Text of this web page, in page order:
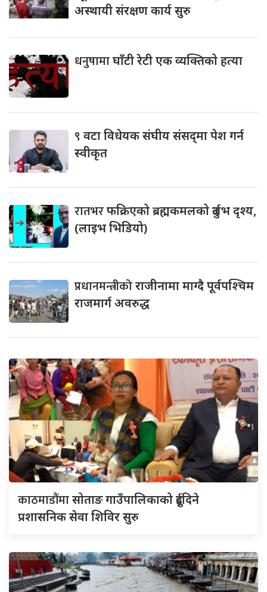
अस्थायी संरक्षण कार्य सुरु
धनुषामाघाँटी रेटी एक व्यक्तिको हत्या
९ वटा विधेयक संघीय संसद्‌मा पेश गर्न
स्वीकृत
रातभरफक्रिएको ब्रह्मकमलको दुर्लभ दृश्य,
(लाइभ भिडियो)
प्रधानमन्त्रीकोराजीनामा माग्दै पूर्वपश्चिम
राजमार्ग अवरुद्ध
काठमाडौंमासोताङ गाउँपालिकाको दुईदिने
प्रशासनिक सेवा शिविर सुरु